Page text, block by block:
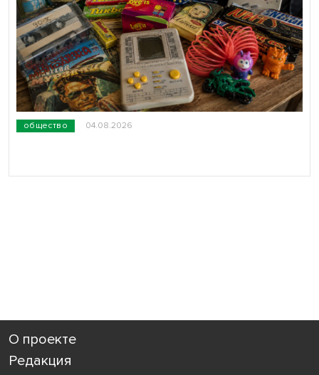
общество 04.08.2026
О проекте
Редакция